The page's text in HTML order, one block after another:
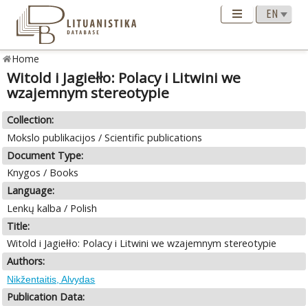
Home
Witold i Jagiełło: Polacy i Litwini we
wzajemnym stereotypie
Collection:
Mokslo publikacijos / Scientific publications
Document Type:
Knygos / Books
Language:
Lenkų kalba / Polish
Title:
Witold i Jagiełło: Polacy i Litwini we wzajemnym stereotypie
Authors:
Nikžentaitis, Alvydas
Publication Data: